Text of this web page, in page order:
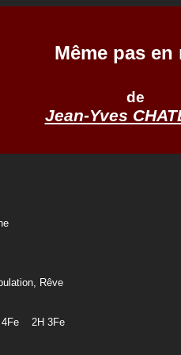
Même pas en
de
Jean-Yves
Rêve
4Fe 2H 3Fe